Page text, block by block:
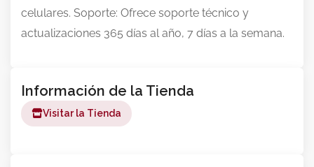
celulares. Soporte: Ofrece soporte técnico y
actualizaciones 365 días al año, 7 días a la semana.
Información de la Tienda
Visitar la Tienda